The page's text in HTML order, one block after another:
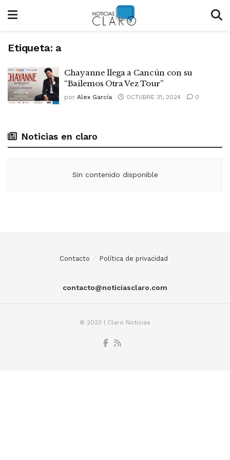
Etiqueta: a
Chayanne llega a Cancún con su
“Bailemos Otra Vez Tour”
por Alex García OCTUBRE 31, 2024 0
Noticias en claro
Sin contenido disponible
Contacto Política de privacidad
contacto@noticiasclaro.com
© 2023 | Claro Noticias